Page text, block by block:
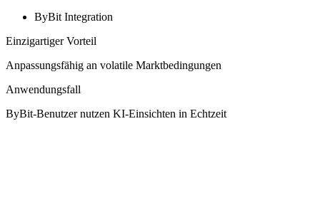
ByBit Integration
Einzigartiger Vorteil
Anpassungsfähig an volatile Marktbedingungen
Anwendungsfall
ByBit-Benutzer nutzen KI-Einsichten in Echtzeit